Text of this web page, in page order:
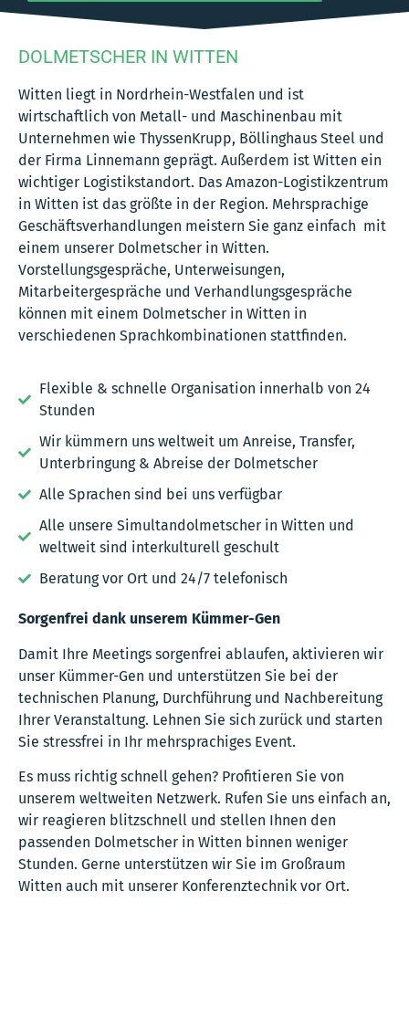
DOLMETSCHER IN WITTEN
Witten liegt in Nordrhein-Westfalen und ist
wirtschaftlich von Metall- und Maschinenbau mit
Unternehmen wie ThyssenKrupp, Böllinghaus Steel und
der Firma Linnemann geprägt. Außerdem ist Witten ein
wichtiger Logistikstandort. Das Amazon-Logistikzentrum
in Witten ist das größte in der Region. Mehrsprachige
Geschäftsverhandlungen meistern Sie ganz einfach mit
einem unserer Dolmetscher in Witten.
Vorstellungsgespräche, Unterweisungen,
Mitarbeitergespräche und Verhandlungsgespräche
können mit einem Dolmetscher in Witten in
verschiedenen Sprachkombinationen stattfinden.
Flexible & schnelle Organisation innerhalb von 24
Stunden
Wir kümmern uns weltweit um Anreise, Transfer,
Unterbringung & Abreise der Dolmetscher
Alle Sprachen sind bei uns verfügbar
Alle unsere Simultandolmetscher in Witten und
weltweit sind interkulturell geschult
Beratung vor Ort und 24/7 telefonisch
Sorgenfrei dank unserem Kümmer-Gen
Damit Ihre Meetings sorgenfrei ablaufen, aktivieren wir
unser Kümmer-Gen und unterstützen Sie bei der
technischen Planung, Durchführung und Nachbereitung
Ihrer Veranstaltung. Lehnen Sie sich zurück und starten
Sie stressfrei in Ihr mehrsprachiges Event.
Es muss richtig schnell gehen? Profitieren Sie von
unserem weltweiten Netzwerk. Rufen Sie uns einfach an,
wir reagieren blitzschnell und stellen Ihnen den
passenden Dolmetscher in Witten binnen weniger
Stunden. Gerne unterstützen wir Sie im Großraum
Witten auch mit unserer Konferenztechnik vor Ort.